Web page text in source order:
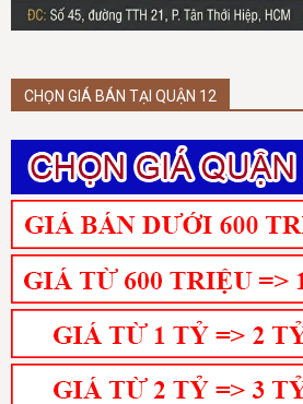
CHỌN GIÁ BÁN TẠI QUẬN 12